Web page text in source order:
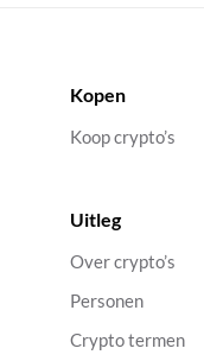
Kopen
Koop crypto’s
Uitleg
Over crypto’s
Personen
Crypto termen